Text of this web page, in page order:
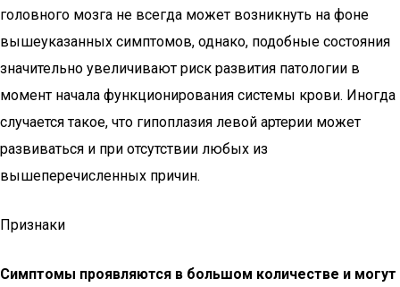
головного мозга не всегда может возникнуть на фоне
вышеуказанных симптомов, однако, подобные состояния
значительно увеличивают риск развития патологии в
момент начала функционирования системы крови. Иногда
случается такое, что гипоплазия левой артерии может
развиваться и при отсутствии любых из
вышеперечисленных причин.
Признаки
Симптомы проявляются в большом количестве и могут